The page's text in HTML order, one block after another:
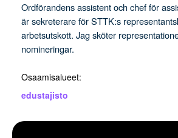
Ordförandens assistent och chef för
är sekreterare för STTK:s
arbetsutskott. Jag sköter
nomineringar.
Osaamisalueet:
edustajisto